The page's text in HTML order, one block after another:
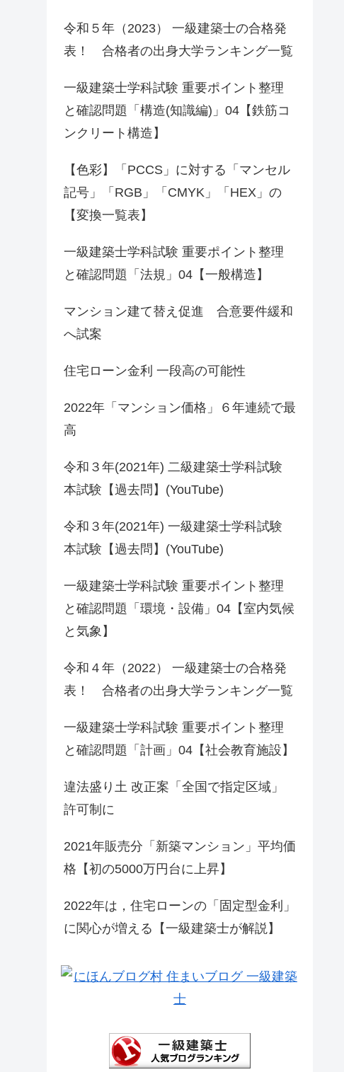
令和５年（2023） 一級建築士の合格発
表！ 合格者の出身大学ランキング一覧
一級建築士学科試験 重要ポイント整理
と確認問題「構造(知識編)」04【鉄筋コ
ンクリート構造】
【色彩】「PCCS」に対する「マンセル
記号」「RGB」「CMYK」「HEX」の
【変換一覧表】
一級建築士学科試験 重要ポイント整理
と確認問題「法規」04【一般構造】
マンション建て替え促進 合意要件緩和
へ試案
住宅ローン金利 一段高の可能性
2022年「マンション価格」６年連続で最
高
令和３年(2021年) 二級建築士学科試験
本試験【過去問】(YouTube)
令和３年(2021年) 一級建築士学科試験
本試験【過去問】(YouTube)
一級建築士学科試験 重要ポイント整理
と確認問題「環境・設備」04【室内気候
と気象】
令和４年（2022） 一級建築士の合格発
表！ 合格者の出身大学ランキング一覧
一級建築士学科試験 重要ポイント整理
と確認問題「計画」04【社会教育施設】
違法盛り土 改正案「全国で指定区域」
許可制に
2021年販売分「新築マンション」平均価
格【初の5000万円台に上昇】
2022年は，住宅ローンの「固定型金利」
に関心が増える【一級建築士が解説】